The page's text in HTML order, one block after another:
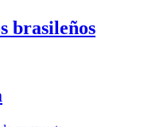
brasileños